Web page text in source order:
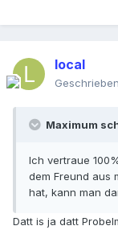
local
Geschrieben
Maximum
Ich vertraue
dem Freund aus
hat, kann man
Datt is ja datt